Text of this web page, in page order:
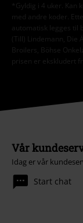
*Gyldig i 4 uker. Kan
med andre koder.
automatisk legges
(Till) Lindemann, Die
Broilers, Böhse
prisen er ekskludert
Vår
Idag er vår
Start chat